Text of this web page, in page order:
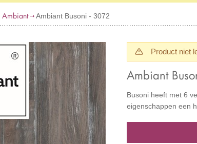
Ambiant Ambiant Busoni - 3072
Product niet
Ambiant
Busoni heeft met 6
eigenschappen een